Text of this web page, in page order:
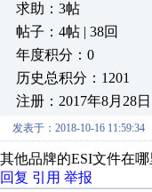
求助：3帖
帖子：4帖 | 38回
年度积分：0
历史总积分：1201
注册：2017年8月28日
发表于：2018-10-16 11:59:34
其他品牌的ESI文件在
回复 引用 举报